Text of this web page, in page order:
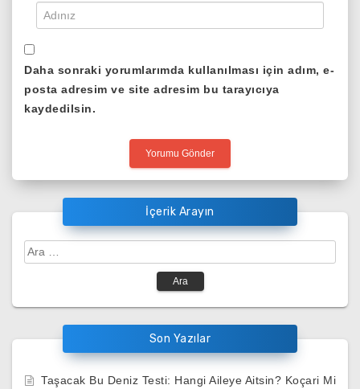
Daha sonraki yorumlarımda kullanılması için adım, e-
posta adresim ve site adresim bu tarayıcıya
kaydedilsin.
İçerik Arayın
Arama:
Son Yazılar
Taşacak Bu Deniz Testi: Hangi Aileye Aitsin? Koçari Mi